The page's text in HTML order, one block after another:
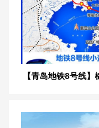
【青岛地铁8号线】